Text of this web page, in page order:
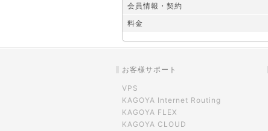
会員情報・契約
料金
お客様サポート
VPS
KAGOYA Internet Routing
KAGOYA FLEX
KAGOYA CLOUD